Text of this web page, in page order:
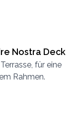
Nostra Deck
für eine
Rahmen.